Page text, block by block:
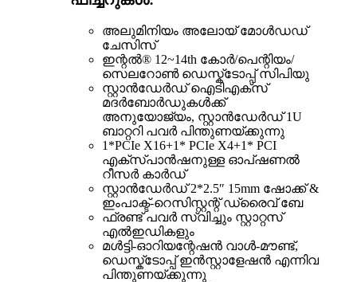
അലുമിനിയം അലോയ് മോൾഡഡ്
ചേസിസ്
ഇന്റൽ® 12~14th കോർ/പെന്റിയം/
സെലറോൺ ഡെസ്ക്ടോപ്പ് സിപിയു
സ്റ്റാൻഡേർഡ് ഐടിഎക്സ്
മദർബോർഡുകൾക്ക്
അനുയോജ്യം, സ്റ്റാൻഡേർഡ് 1U
ബാറ്ററി പവർ പിന്തുണയ്ക്കുന്നു
1*PCIe X16+1* PCIe X4+1* PCI
എക്സ്പാൻഷനുള്ള ഓപ്ഷണൽ
റീസർ കാർഡ്
സ്റ്റാൻഡേർഡ് 2*2.5″ 15mm ഷോക്ക് &
ഇംപാക്ട്-റെസിസ്റ്റന്റ് ഡ്രൈവ് ബേ
ഫ്രണ്ട് പവർ സ്വിച്ചും സ്റ്റാറ്റസ്
എൽഇഡികളും
മൾട്ടി-ഓറിയന്റേഷൻ വാൾ-മൗണ്ട്,
ഡെസ്ക്ടോപ്പ് ഇൻസ്റ്റാളേഷൻ എന്നിവ
പിന്തുണയ്ക്കുന്നു